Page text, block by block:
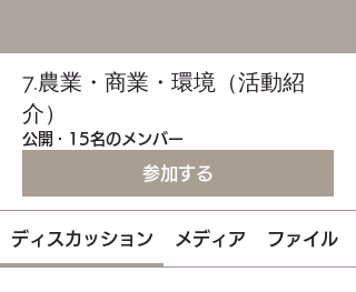
7.農業・商業・環境（活動紹
介）
公開 · 15名のメンバー
参加する
ディスカッション メディア ファイル